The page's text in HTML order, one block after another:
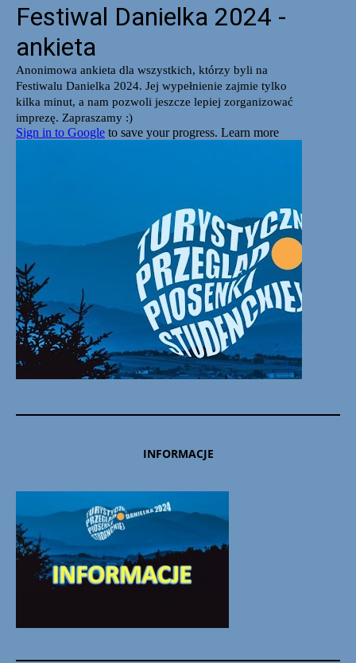
INFORMACJE